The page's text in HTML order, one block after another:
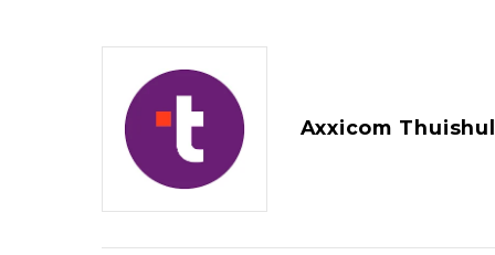
Axxicom